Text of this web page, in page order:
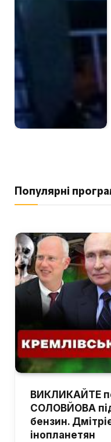
Популярні
ВИКЛИКАЙТЕ
СОЛОВЙОВА
бензин.
інопланетян